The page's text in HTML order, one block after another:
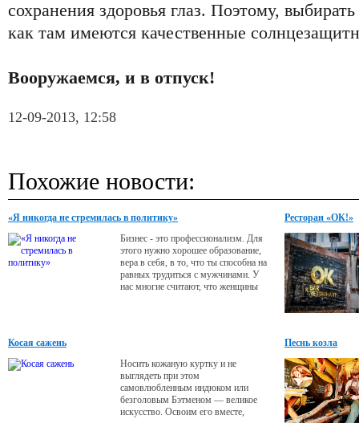
сохранения здоровья глаз. Поэтому,
как там имеются качественные
Вооружаемся, и в отпуск!
12-09-2013, 12:58
Похожие новости:
«Я никогда не стремилась в политику»
Бизнес - это профессионализм. Для
этого нужно хорошее образование,
вера в себя, в то, что ты способна на
равных трудиться с мужчинами. У
нас многие считают, что женщины
Ресторан «ОК!»
Косая сажень
Носить кожаную куртку и не
выглядеть при этом
самовлюбленным индюком или
безголовым Бэтменом — великое
искусство. Освоим его вместе,
Песнь козла